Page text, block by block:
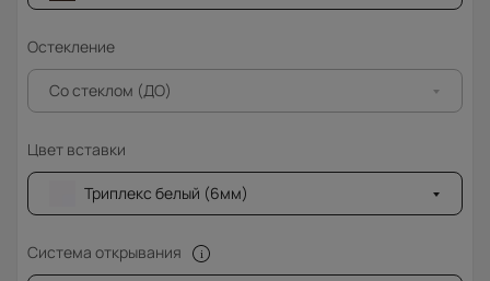
Остекление
Со стеклом (ДО)
Цвет вставки
Триплекс белый (6мм)
Система открывания